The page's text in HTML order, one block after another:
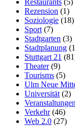
Rezension (1)
Soziologie (18)
Sport (7)
Stadtgarten (3)
Stadtplanung
Stuttgart 21
Theater(9)
Tourisms (5)
Ulm Neue
Universität (2)
Veranstaltungen
Verkehr(46)
Web 2.0 (27)